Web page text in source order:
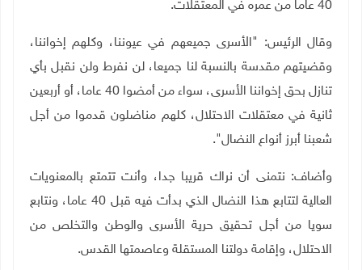
40 عاما من عمره في المعتقلات.
وقال الرئيس: "الأسرى جميعهم في عيوننا، وكلهم إخواننا،
وقضيتهم مقدسة بالنسبة لنا جميعا، لن نفرط ولن نقبل بأي
تنازل بحق إخواننا الأسرى، سواء من أمضوا 40 عاما، أو أربعين
ثانية في معتقلات الاحتلال، كلهم مناضلون قدموا من أجل
شعبنا أبرز أنواع النضال".
وأضاف: نتمنى أن نراك قريبا جدا، وأنت تتمتع بالمعنويات
العالية لتتابع هذا النضال الذي بدأت فيه قبل 40 عاما، ونتابع
سويا من أجل تحقيق حرية الأسرى والوطن والتخلص من
الاحتلال، وإقامة دولتنا المستقلة وعاصمتها القدس.